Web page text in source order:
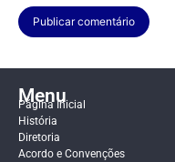
Menu
Página Inicial
História
Diretoria
Acordo e Convenções